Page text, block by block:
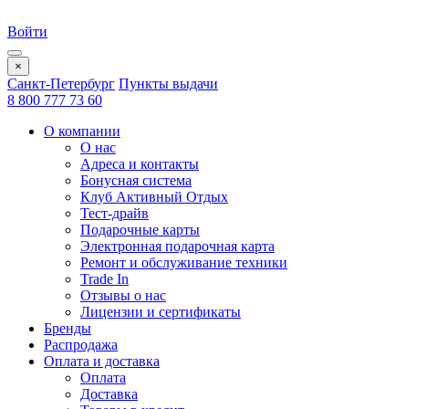
Войти
×
Санкт-Петербург Пункты выдачи
8 800 777 73 60
О компании
О нас
Адреса и контакты
Бонусная система
Клуб Активный Отдых
Тест-драйв
Подарочные карты
Электронная подарочная карта
Ремонт и обслуживание техники
Trade In
Отзывы о нас
Лицензии и сертификаты
Бренды
Распродажа
Оплата и доставка
Оплата
Доставка